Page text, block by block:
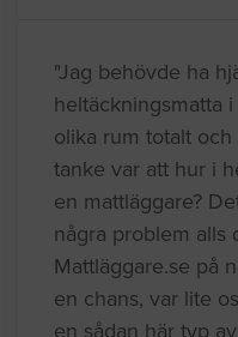
"Jag behövde ha
heltäckningsmatta
olika rum totalt
tanke var att hur i
en mattläggare?
några problem alls
Mattläggare.se på
en chans, var lite
en sådan här typ